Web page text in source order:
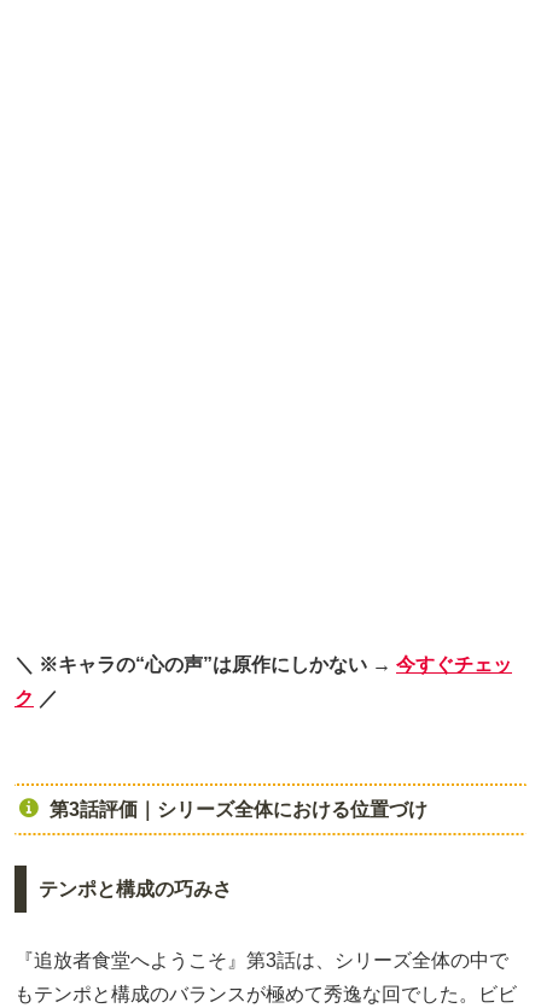
＼ ※キャラの“心の声”は原作にしかない → 今すぐチェッ
ク ／
第3話評価｜シリーズ全体における位置づけ
テンポと構成の巧みさ
『追放者食堂へようこそ』第3話は、シリーズ全体の中で
もテンポと構成のバランスが極めて秀逸な回でした。ビビ